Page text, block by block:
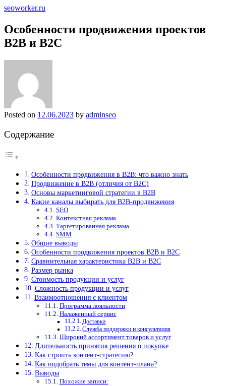
seoworker.ru
Особенности продвижения проектов
B2B и B2C
Posted on 12.06.2023 by adminseo
Содержание
Особенности продвижения в B2B: что важно знать
Продвижение в B2B (отличия от B2C)
Основы маркетинговой стратегии в B2B
Какие каналы выбирать для B2B-продвижения
SEO
Контекстная реклама
Таргетированная реклама
SMM
Общие выводы
Особенности продвижения проектов B2B и B2C
Сравнительная характеристика B2B и B2C
Размер рынка
Стоимость продукции и услуг
Сложность продукции и услуг
Взаимоотношения с клиентом
Программа лояльности
Налаженный сервис
Доставка
Служба поддержки и консультация
Широкий ассортимент товаров и услуг
Длительность принятия решения о покупке
Как строить контент-стратегию?
Как подобрать темы для контент-плана?
Выводы
Похожие записи: